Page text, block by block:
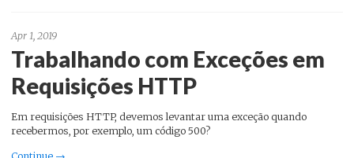
Apr 1, 2019
Trabalhando com Exceções em
Requisições HTTP
Em requisições HTTP, devemos levantar uma exceção quando
recebermos, por exemplo, um código 500?